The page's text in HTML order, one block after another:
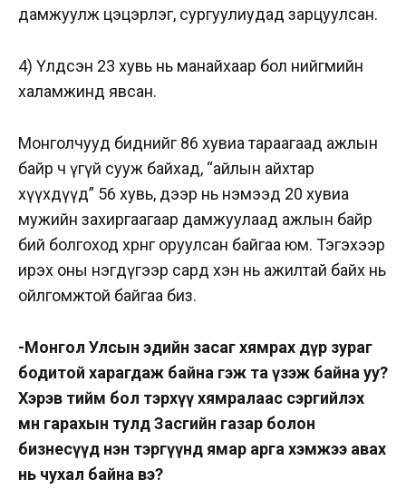
дамжуулж цэцэрлэг, сургуулиудад зарцуулсан.
4) Үлдсэн 23 хувь нь манайхаар бол нийгмийн
халамжинд явсан.
Монголчууд биднийг 86 хувиа тараагаад ажлын
байр ч үгүй сууж байхад, “айлын айхтар
хүүхдүүд” 56 хувь, дээр нь нэмээд 20 хувиа
мужийн захиргаагаар дамжуулаад ажлын байр
бий болгоход хөрөнгө оруулсан байгаа юм. Тэгэхээр
ирэх оны нэгдүгээр сард хэн нь ажилтай байх нь
ойлгомжтой байгаа биз.
-Монгол Улсын эдийн засаг хямрах дүр зураг
бодитой харагдаж байна гэж та үзэж байна уу?
Хэрэв тийм бол тэрхүү хямралаас сэргийлэх
мөн гарахын тулд Засгийн газар болон
бизнесүүд нэн тэргүүнд ямар арга хэмжээ авах
нь чухал байна вэ?